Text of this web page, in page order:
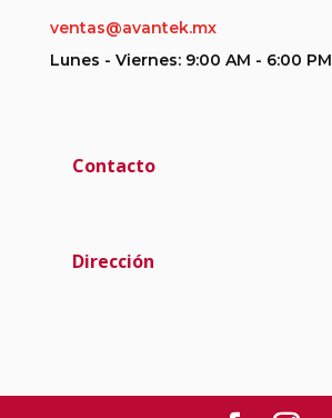
ventas@avantek.mx
Lunes - Viernes: 9:00 AM - 6:00 PM
Contacto
Dirección